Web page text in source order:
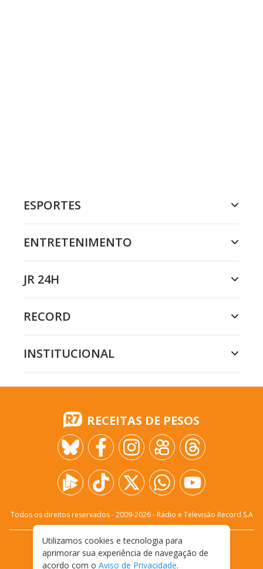
ESPORTES
ENTRETENIMENTO
JR 24H
RECORD
INSTITUCIONAL
RECEITAS DE PESOS
Todos os direitos reservados - 2009-2026- Rádio e Televisão Record S.A
FALE CONOSCO
PRIVACIDADE
TERMOS E CONDIÇÕES DE USO
Utilizamos cookies e tecnologia para
aprimorar sua experiência de navegação de
acordo com o Aviso de Privacidade.